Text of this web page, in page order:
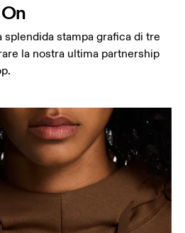
stampa grafica di tre
la nostra ultima partnership